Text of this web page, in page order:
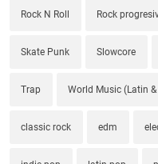
Rock N Roll Rock
Skate Punk Slowcore
Trap World Music (Latin
classic rock edm